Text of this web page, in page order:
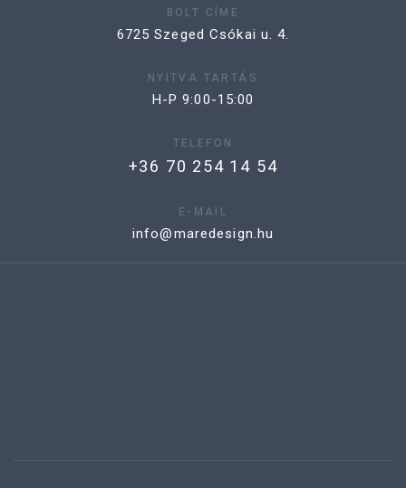
BOLT CÍME
6725 Szeged Csókai u. 4.
NYITVA TARTÁS
H-P 9:00-15:00
TELEFON
+36 70 254 14 54
E-MAIL
info@maredesign.hu